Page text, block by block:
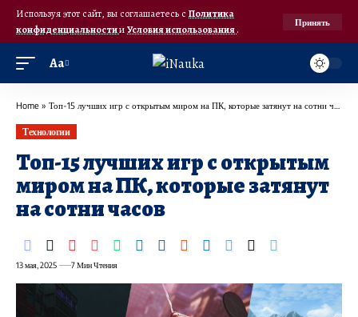
Используя этот сайт, вы соглашаетесь с Политика
конфиденциальностииУсловия использования.
Принять
Аа
Home » Топ-15 лучших игр с открытым миром на ПК, которые затянут на сотни часов
Технологии
Топ-15 лучших игр с открытым
миром на ПК, которые затянут
на сотни часов
13 мая, 2025 7 Мин Чтения